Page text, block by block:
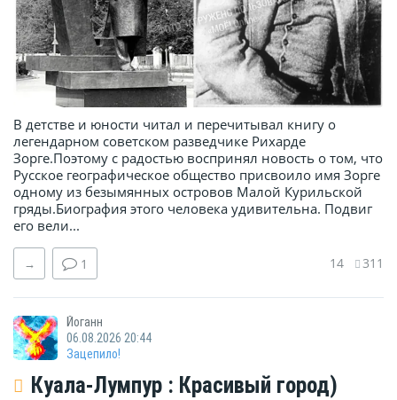
В детстве и юности читал и перечитывал книгу о
легендарном советском разведчике Рихарде
Зорге.Поэтому с радостью воспринял новость о том, что
Русское географическое общество присвоило имя Зорге
одному из безымянных островов Малой Курильской
гряды.Биография этого человека удивительна. Подвиг
его вели...
→ 1 14 311
Йоганн
06.08.2026 20:44
Зацепило!
Куала-Лумпур : Красивый город)